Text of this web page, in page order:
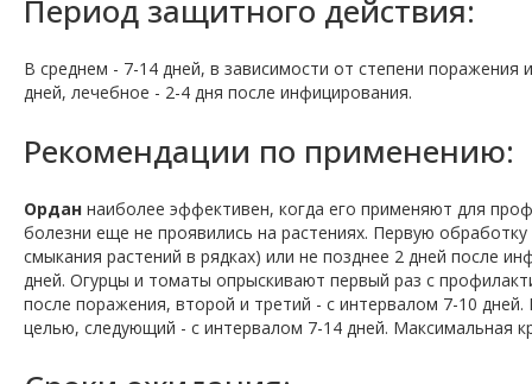
Период защитного действия:
В среднем - 7-14 дней, в зависимости от степени
дней, лечебное - 2-4 дня после инфицирования.
Рекомендации по применению:
Ордан наиболее эффективен, когда его применяют для
болезни еще не проявились на растениях. Первую
смыкания растений в рядках) или не позднее 2 дней после
дней. Огурцы и томаты опрыскивают первый раз с
после поражения, второй и третий - с интервалом 7-10
целью, следующий - с интервалом 7-14 дней. Максимальная